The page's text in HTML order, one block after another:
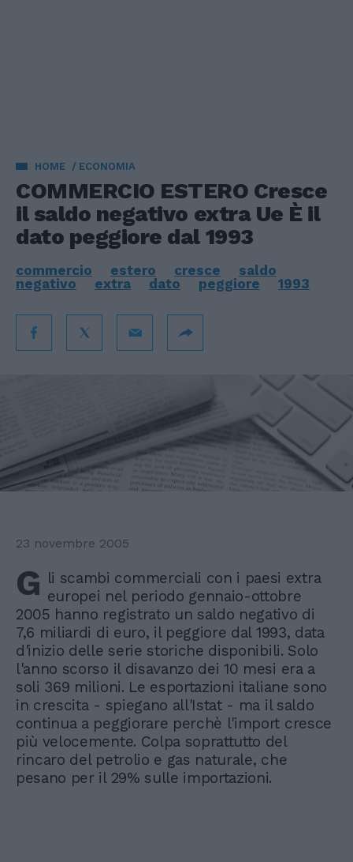
HOME ECONOMIA
COMMERCIO ESTERO Cresce
il saldo negativo extra Ue È il
dato peggiore dal 1993
commercio estero cresce
saldo
negativo
extra dato peggiore 1993
23 novembre 2005
G li scambi commerciali con i paesi extra
europei nel periodo gennaio-ottobre
2005 hanno registrato un saldo negativo di
7,6 miliardi di euro, il peggiore dal 1993, data
d'inizio delle serie storiche disponibili. Solo
l'anno scorso il disavanzo dei 10 mesi era a
soli 369 milioni. Le esportazioni italiane sono
in crescita - spiegano all'Istat - ma il saldo
continua a peggiorare perchè l'import cresce
più velocemente. Colpa soprattutto del
rincaro del petrolio e gas naturale, che
pesano per il 29% sulle importazioni.